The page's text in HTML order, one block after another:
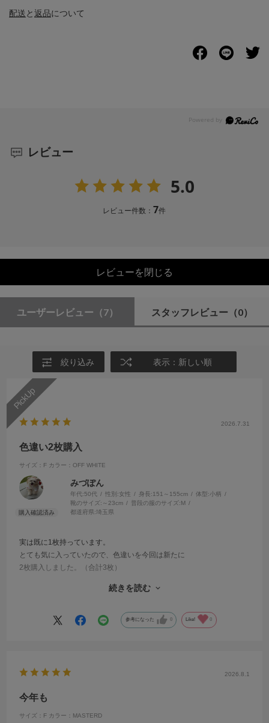
配送と返品について
レビュー
5.0
レビュー件数：7件
レビューを閉じる
ユーザーレビュー （7） スタッフレビュー （0）
絞り込み 表示：新しい順
2026.7.31
色違い2枚購入
サイズ：F カラー：OFF WHITE
みづぽん
年代:50代 性別:女性 身長:151～155cm 体型:小柄
靴のサイズ: ～23cm 普段の服のサイズ:M
都道府県:埼玉県
実は既に1枚持っています。
とても気に入っていたので、色違いを今回は新たに
2枚購入しました。（合計3枚）
肌触りが良い事、二の腕が隠れる絶妙なデザインです。
続きを読む
参考になった 0 Like! 0
2026.8.1
今年も
サイズ：F カラー：MASTERD